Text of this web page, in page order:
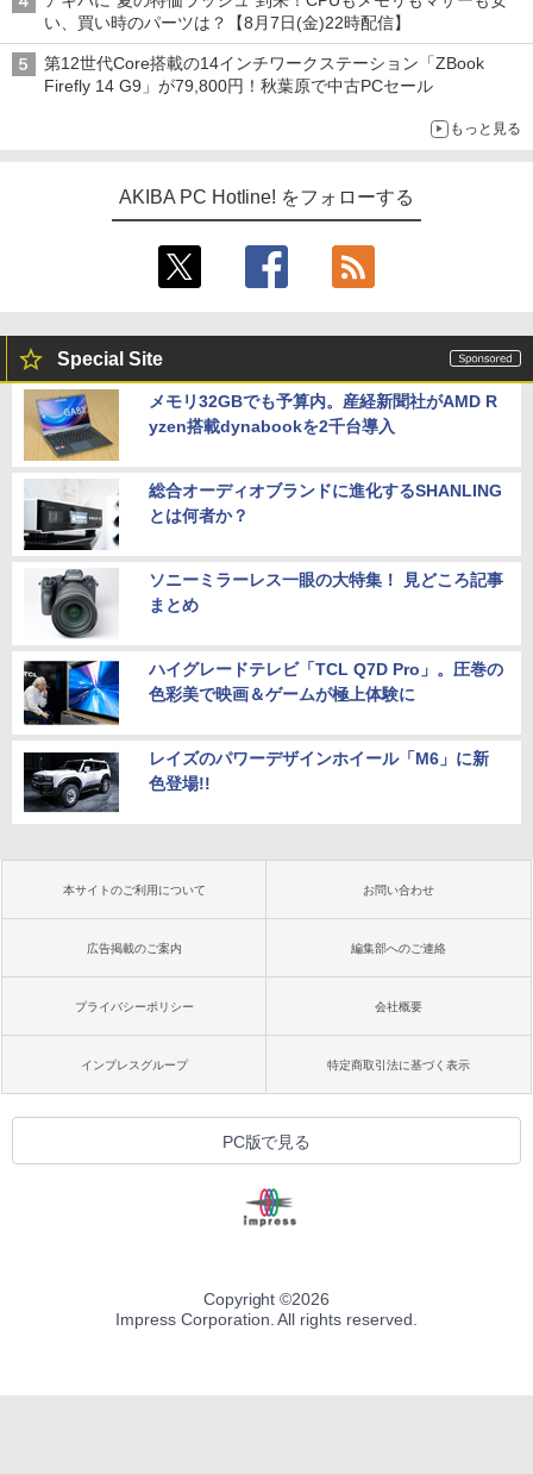
い、買い時のパーツは？【8月7日(金)22時配信】
第12世代Core搭載の14インチワークステーション「ZBook
Firefly 14 G9」が79,800円！秋葉原で中古PCセール
もっと見る
AKIBA PC Hotline! をフォローする
Special Site
メモリ32GBでも予算内。産経新聞社がAMD R
yzen搭載dynabookを2千台導入
総合オーディオブランドに進化するSHANLING
とは何者か？
ソニーミラーレス一眼の大特集！ 見どころ記事
まとめ
ハイグレードテレビ「TCL Q7D Pro」。圧巻の
色彩美で映画＆ゲームが極上体験に
レイズのパワーデザインホイール「M6」に新
色登場!!
本サイトのご利用について お問い合わせ
広告掲載のご案内 編集部へのご連絡
プライバシーポリシー 会社概要
インプレスグループ 特定商取引法に基づく表示
PC版で見る
Copyright ©2026
Impress Corporation. All rights reserved.